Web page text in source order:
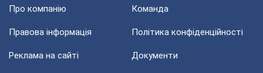
Про компанію Команда
Правова інформація Політика конфіденційності
Реклама на сайті Документи